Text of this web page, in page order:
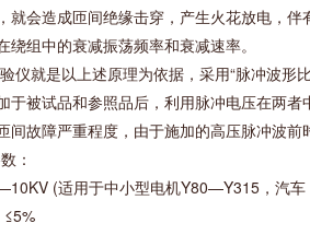
就会造成匝间绝缘击穿，产生火花放电，
绕组中的衰减振荡频率和衰减速率。
仪就是以上述原理为依据，采用“脉冲波
于被试品和参照品后，利用脉冲电压在两
间故障严重程度，由于施加的高压脉冲波前
：
(适用于中小型电机Y80—Y315，汽车
≤5%